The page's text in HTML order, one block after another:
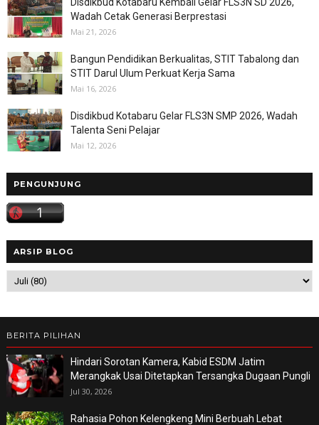
Wadah Cetak Generasi Berprestasi
Mai 21, 2026
Bangun Pendidikan Berkualitas, STIT Tabalong dan
STIT Darul Ulum Perkuat Kerja Sama
Mai 16, 2026
Disdikbud Kotabaru Gelar FLS3N SMP 2026, Wadah
Talenta Seni Pelajar
Mai 12, 2026
PENGUNJUNG
ARSIP BLOG
BERITA PILIHAN
Hindari Sorotan Kamera, Kabid ESDM Jatim
Merangkak Usai Ditetapkan Tersangka Dugaan Pungli
Jul 30, 2026
Rahasia Pohon Kelengkeng Mini Berbuah Lebat